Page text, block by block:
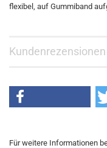
flexibel, auf Gummiband
Kundenrezensionen
Für weitere Informationen